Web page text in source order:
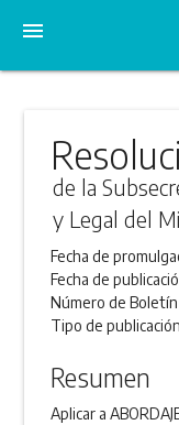
menu
de la
y Legal del
Fecha de
Fecha de
Número de Boletín
Tipo de
Resumen
Aplicar a